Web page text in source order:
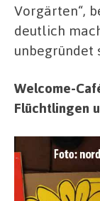
Vorgärten“,
deutlich
unbegründet
Welcome-
Flüchtlingen